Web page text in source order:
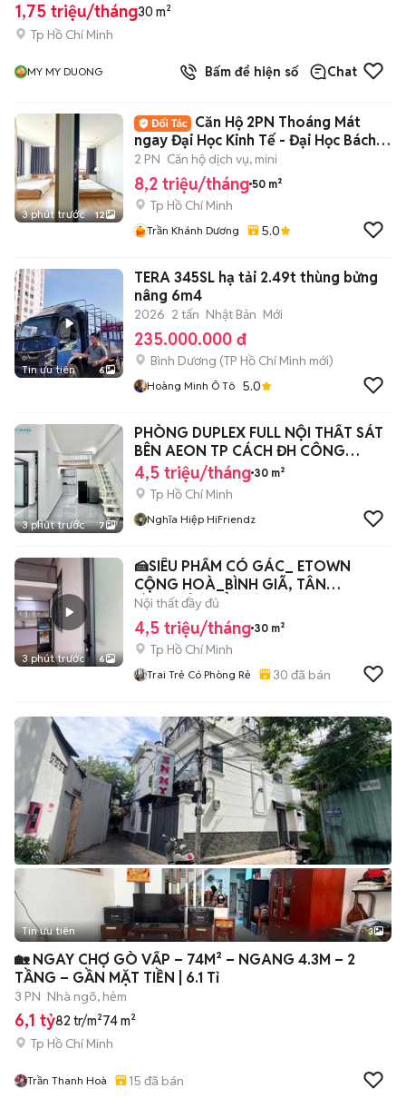
1,75 triệu/tháng30 m²
Tp Hồ Chí Minh
MY MY DUONG Bấm để hiện số Chat
3 phút trước 12
Căn Hộ 2PN Thoáng Mát
ngay Đại Học Kinh Tế - Đại Học Bách
Khoa
2 PN Căn hộ dịch vụ, mini
8,2 triệu/tháng 50 m²
Tp Hồ Chí Minh
Trần Khánh Dương 5.0
Tin ưu tiên 6
TERA 345SL hạ tải 2.49t thùng bửng
nâng 6m4
2026 2 tấn Nhật Bản Mới
235.000.000 đ
Bình Dương (TP Hồ Chí Minh mới)
Hoàng Minh Ô Tô 5.0
3 phút trước 7
PHÒNG DUPLEX FULL NỘI THẤT SÁT
BÊN AEON TP CÁCH ĐH CÔNG
THƯƠNG 2KM
4,5 triệu/tháng 30 m²
Tp Hồ Chí Minh
Nghĩa Hiệp HiFriendz
3 phút trước 6
🍰SIÊU PHẨM CÓ GÁC_ ETOWN
CỘNG HOÀ_BÌNH GIÃ, TÂN
BÌNH_CỬA SỔ TRỜI
Nội thất đầy đủ
4,5 triệu/tháng 30 m²
Tp Hồ Chí Minh
Trai Trẻ Có Phòng Rẻ 30 đã bán
Tin ưu tiên 3
🏡 NGAY CHỢ GÒ VẤP – 74M² – NGANG 4.3M – 2
TẦNG – GẦN MẶT TIỀN | 6.1 Tỉ
3 PN Nhà ngõ, hẻm
6,1 tỷ82 tr/m²74 m²
Tp Hồ Chí Minh
Trần Thanh Hoà 15 đã bán